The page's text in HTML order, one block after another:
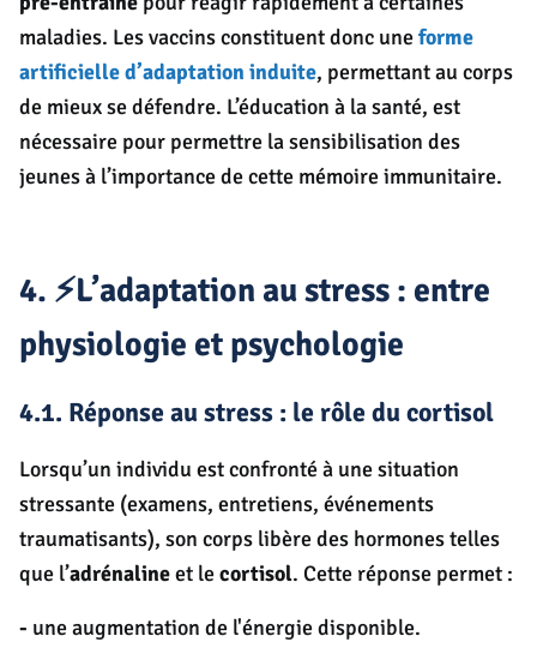
maladies. Les vaccins constituent donc uneforme
artificielle d’adaptation induite, permettant au corps
de mieux se défendre. L’éducation à la santé, est
nécessaire pour permettre la sensibilisation des
jeunes à l’importance de cette mémoire immunitaire.
4. ⚡L’adaptation au stress : entre
physiologie et psychologie
4.1. Réponse au stress : le rôle du cortisol
Lorsqu’un individu est confronté à une situation
stressante (examens, entretiens, événements
traumatisants), son corps libère des hormones telles
que l’adrénalineet lecortisol. Cette réponse permet :
- une augmentation de l'énergie disponible.